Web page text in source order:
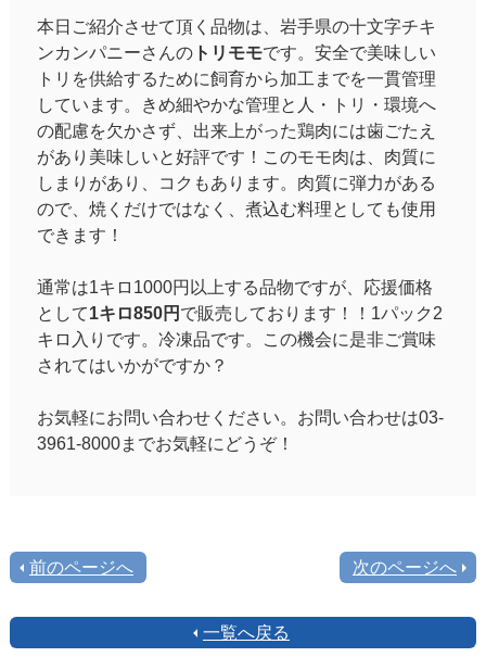
本日ご紹介させて頂く品物は、岩手県の十文字チキ
ンカンパニーさんのトリモモです。安全で美味しい
トリを供給するために飼育から加工までを一貫管理
しています。きめ細やかな管理と人・トリ・環境へ
の配慮を欠かさず、出来上がった鶏肉には歯ごたえ
があり美味しいと好評です！このモモ肉は、肉質に
しまりがあり、コクもあります。肉質に弾力がある
ので、焼くだけではなく、煮込む料理としても使用
できます！
通常は1キロ1000円以上する品物ですが、応援価格
として1キロ850円 で販売しております！！1パック2
キロ入りです。冷凍品です。この機会に是非ご賞味
されてはいかがですか？
お気軽にお問い合わせください。お問い合わせは03-
3961-8000までお気軽にどうぞ！
前のページへ 次のページへ
一覧へ戻る